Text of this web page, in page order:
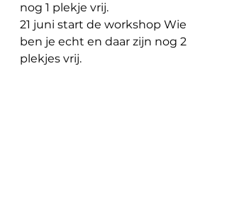
nog 1 plekje vrij.
21 juni start de workshop Wie
ben je echt en daar zijn nog 2
plekjes vrij.